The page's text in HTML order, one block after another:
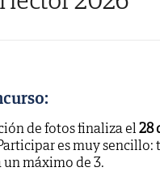
de fotos finaliza el28
es muy sencillo:
máximo de 3.